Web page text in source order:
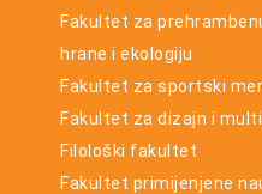
Fakultet za
hrane i ekologiju
Fakultet za sportski
Fakultet za dizajn i
Filološki fakultet
Fakultet primijenjene